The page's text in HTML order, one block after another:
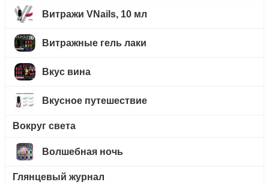
Витражи VNails, 10 мл
Витражные гель лаки
Вкус вина
Вкусное путешествие
Вокруг света
Волшебная ночь
Глянцевый журнал